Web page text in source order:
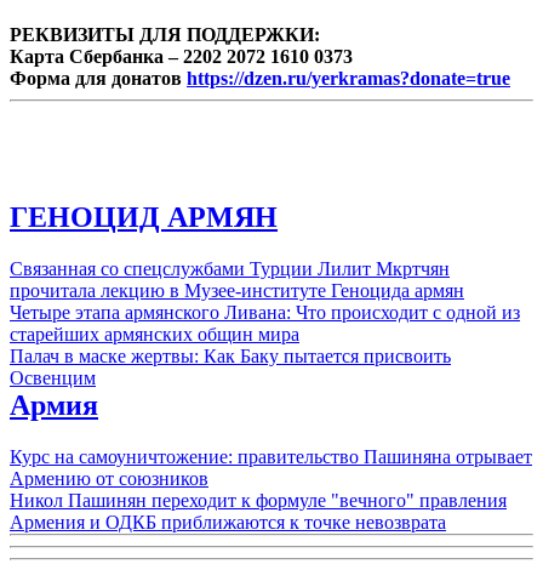
возрасте от 19 до 45 лет. Публика с самым
разнородным прошлым. Старый армянский
боевик, который ...
РЕКВИЗИТЫ ДЛЯ ПОДДЕРЖКИ:
Карта Сбербанка – 2202 2072 1610 0373
Форма для донатов https://dzen.ru/yerkramas?donate=true
ГЕНОЦИД АРМЯН
Связанная со спецслужбами Турции Лилит Мкртчян
прочитала лекцию в Музее-институте Геноцида армян
Четыре этапа армянского Ливана: Что происходит с одной из
старейших армянских общин мира
Палач в маске жертвы: Как Баку пытается присвоить
Освенцим
Армия
Курс на самоуничтожение: правительство Пашиняна отрывает
Армению от союзников
Никол Пашинян переходит к формуле "вечного" правления
Армения и ОДКБ приближаются к точке невозврата